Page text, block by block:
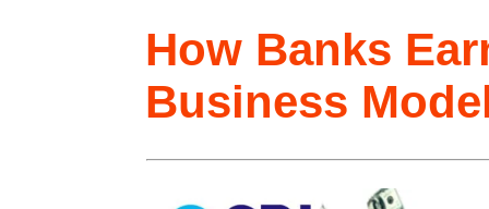
How Banks
Business